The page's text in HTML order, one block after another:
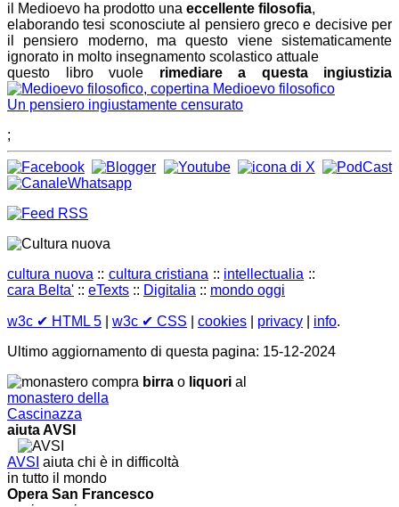
il Medioevo ha prodotto una eccellente filosofia,
elaborando tesi sconosciute al pensiero greco e decisive per
il pensiero moderno, ma questo viene sistematicamente
ignorato in molto insegnamento scolastico attuale
questo libro vuole rimediare a questa ingiustizia
Medioevo filosofico
Un pensiero ingiustamente censurato
;
cultura nuova :: cultura cristiana :: intellectualia ::
cara Belta' :: eTexts :: Digitalia :: mondo oggi
w3c ✔ HTML 5 w3c ✔ CSS cookies privacy info.
Ultimo aggiornamento di questa pagina: 15-12-2024
compra birra o liquori al
monastero della
Cascinazza
aiuta AVSI
AVSI aiuta chi è in difficoltà
in tutto il mondo
Opera San Francesco